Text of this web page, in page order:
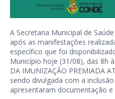
A Secretaria Municipal de
após as manifestações
específico que foi
Município hoje (31/08), das 8h
DA IMUNIZAÇÃO PREMIADA
sendo divulgada com a
apresentaram documentação e